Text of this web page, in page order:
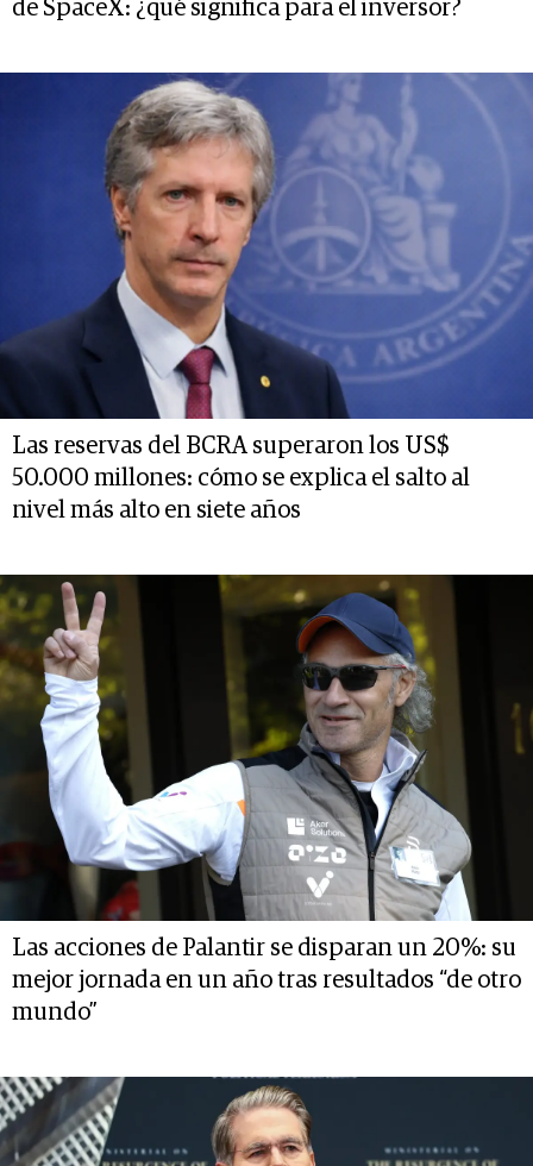
de SpaceX: ¿qué significa para el inversor?
Las reservas del BCRA superaron los US$
50.000 millones: cómo se explica el salto al
nivel más alto en siete años
Las acciones de Palantir se disparan un 20%: su
mejor jornada en un año tras resultados “de otro
mundo”